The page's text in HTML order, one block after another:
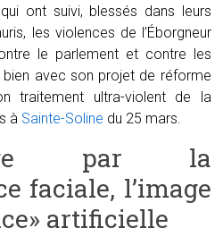
ont suivi, blessés dans leurs
les violences de l’Éborgneur
le parlement et contre les
avec son projet de réforme
traitement ultra-violent de la
à Sainte-Soline du 25 mars.
par la
faciale, l’image
artificielle